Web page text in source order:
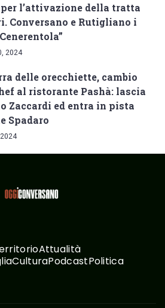
l’attivazione della tratta
Conversano e Rutigliano i
2024
delle orecchiette, cambio
al ristorante Pashà: lascia
Zaccardi ed entra in pista
Spadaro
Attualità
CulturaPodcastPolitica